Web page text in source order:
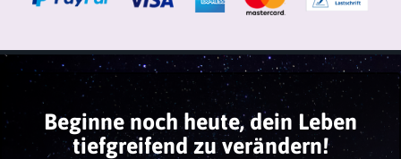
Beginne noch heute, dein Leben
tiefgreifend zu verändern!